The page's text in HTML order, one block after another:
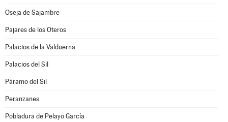
Oseja de Sajambre
Pajares de los Oteros
Palacios de la Valduerna
Palacios del Sil
Páramo del Sil
Peranzanes
Pobladura de Pelayo García